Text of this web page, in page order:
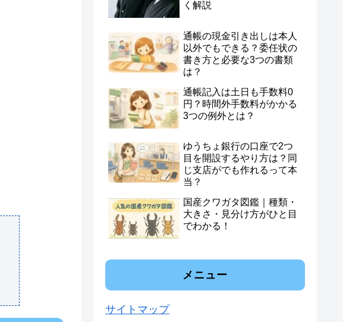
く解説
通帳の現金引き出しは本人
以外でもできる？委任状の
書き方と必要な3つの書類
は？
通帳記入は土日も手数料0
円？時間外手数料がかかる
3つの例外とは？
ゆうちょ銀行の口座で2つ
目を開設するやり方は？同
じ支店がでも作れるって本
当？
国産クワガタ図鑑｜種類・
大きさ・見分け方がひと目
でわかる！
メニュー
サイトマップ